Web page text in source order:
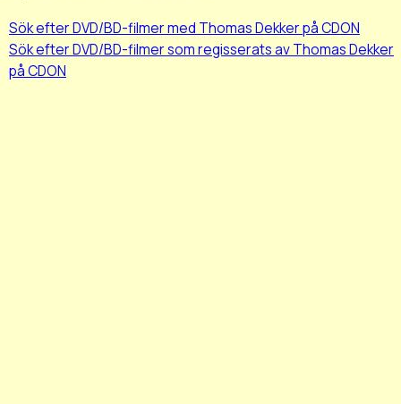
Sök efter DVD/BD-filmer med Thomas Dekker på CDON
Sök efter DVD/BD-filmer som regisserats av Thomas Dekker
på CDON